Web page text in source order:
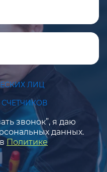
ЛИЦ
звонок”, я даю
данных.
Политике